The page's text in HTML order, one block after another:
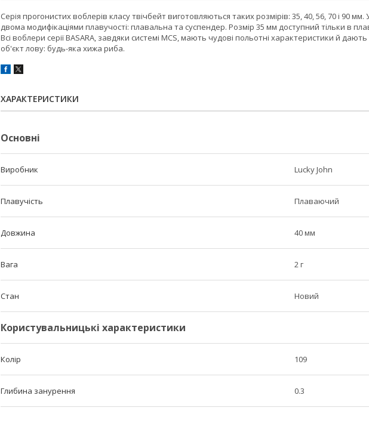
Серія прогонистих воблерів класу твічбейт виготовляються таких розмірів: 35, 40, 56, 70 і 90 мм.
двома модифікаціями плавучості: плавальна та суспендер. Розмір 35 мм доступний тільки в
Всі воблери серії BASARA, завдяки системі MCS, мають чудові польотні характеристики й
об'єкт лову: будь-яка хижа риба.
ХАРАКТЕРИСТИКИ
Основні
Виробник Lucky John
Плавучість Плаваючий
Довжина 40 мм
Вага 2 г
Стан Новий
Користувальницькі характеристики
Колір 109
Глибина занурення 0.3